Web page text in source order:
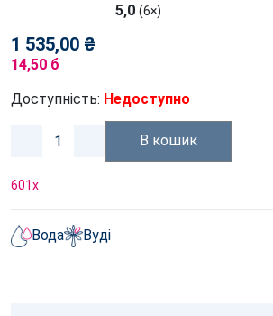
5,0 (6×)
1 535,00 ₴
14,50 б
Доступність: Недоступно
В кошик
601x
Вода Вуді